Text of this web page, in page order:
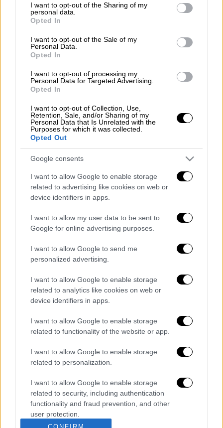
not limited to your visit or usage behaviour. You may click to
grant or deny consent to Google and its third-party tags to
use your data for below specified purposes in below Google
consent section.
I want to opt-out of the Sharing of my
personal data.
Opted In
I want to opt-out of the Sale of my
Personal Data.
Opted In
I want to opt-out of processing my
Personal Data for Targeted Advertising.
Opted In
I want to opt-out of Collection, Use,
Retention, Sale, and/or Sharing of my
Personal Data that Is Unrelated with the
Purposes for which it was collected.
Opted Out
Google consents
I want to allow Google to enable storage
related to advertising like cookies on web or
device identifiers in apps.
I want to allow my user data to be sent to
Google for online advertising purposes.
I want to allow Google to send me
personalized advertising.
I want to allow Google to enable storage
related to analytics like cookies on web or
device identifiers in apps.
I want to allow Google to enable storage
related to functionality of the website or app.
I want to allow Google to enable storage
related to personalization.
I want to allow Google to enable storage
related to security, including authentication
functionality and fraud prevention, and other
user protection.
Ελλάδα|13.05.2025 15:36
Καρυστιανού για πόρισμα Καρώνη:
«Τολμά αδίστακτα με υποθετικές
αναφορές, να διαψεύδει πολλούς
Σύμφωνα με τις πρώτες πληροφορίες, ο
τραυματισμός προκλήθηκε όταν έσπασε ο
μοχλός πέδησης της άγκυρας και τον
χτύπησε στο πρόσωπο. 'Αμεσα, το
προσωπικό του πλοίου ειδοποίησε τις
αρμόδιες Αρχές και ο ναυτικός μεταφέρθηκε
με λάντζα στο λιμάνι τηςΕλευσίνας
εκεί, διακομίστηκε με ασθενοφόρο του
ΕΚΑΒ στοΓενικό ΝοσοκομείοΝίκαιας «Ο
Αγιος Παντελεήμων» και στη συνέχεια στο
Ιπποκράτειο Γενικό Νοσοκομείο Αθηνών,
όπου συνεχίζει να νοσηλεύεται για
Το περιστατικό διερευνάται από το
Κεντρικό Λιμεναρχείο Ελευσίνας,
προχώρησε στην απαγόρευση απόπλου του
δεξαμενόπλοιου έως ότου αποκατασταθεί η
πιστοποιητικό διατήρησης κλάσης από τον
αρμόδιο νηογνώμονα που επιθεωρεί το
πλοίο.
Διαβάστε ακόμη
Συνελήφθησαν δύο μέλη μαφίας στο